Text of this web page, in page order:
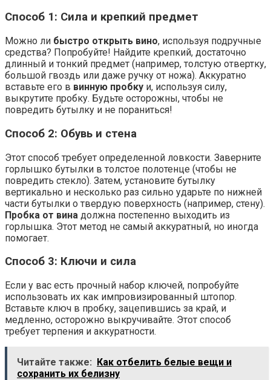
Способ 1: Сила и крепкий предмет
Можно ли быстро открыть вино, используя подручные
средства? Попробуйте! Найдите крепкий, достаточно
длинный и тонкий предмет (например, толстую отвертку,
большой гвоздь или даже ручку от ножа). Аккуратно
вставьте его в винную пробку и, используя силу,
выкрутите пробку. Будьте осторожны, чтобы не
повредить бутылку и не пораниться!
Способ 2: Обувь и стена
Этот способ требует определенной ловкости. Заверните
горлышко бутылки в толстое полотенце (чтобы не
повредить стекло). Затем, установите бутылку
вертикально и несколько раз сильно ударьте по нижней
части бутылки о твердую поверхность (например, стену).
Пробка от вина должна постепенно выходить из
горлышка. Этот метод не самый аккуратный, но иногда
помогает.
Способ 3: Ключи и сила
Если у вас есть прочный набор ключей, попробуйте
использовать их как импровизированный штопор.
Вставьте ключ в пробку, зацепившись за край, и
медленно, осторожно выкручивайте. Этот способ
требует терпения и аккуратности.
Читайте также: Как отбелить белые вещи и
сохранить их белизну